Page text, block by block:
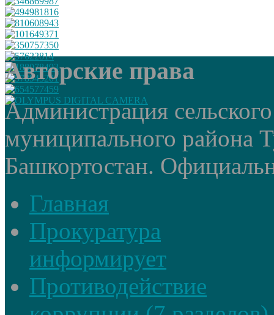
Авторские права
Администрация
муниципального района
Башкортостан.
Главная
Прокуратура
информирует
Противодействие